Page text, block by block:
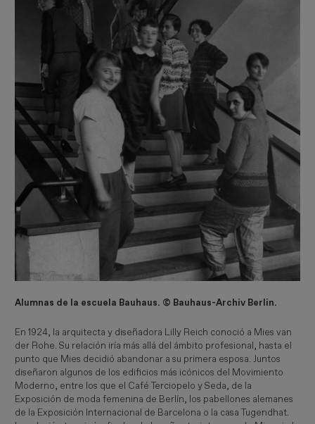
Alumnas de la escuela Bauhaus. © Bauhaus-Archiv Berlin.
En 1924, la arquitecta y diseñadora Lilly Reich conoció a Mies van
der Rohe. Su relación iría más allá del ámbito profesional, hasta el
punto que Mies decidió abandonar a su primera esposa. Juntos
diseñaron algunos de los edificios más icónicos del Movimiento
Moderno, entre los que el Café Terciopelo y Seda, de la
Exposición de moda femenina de Berlín, los pabellones alemanes
de la Exposición Internacional de Barcelona o la casa Tugendhat.